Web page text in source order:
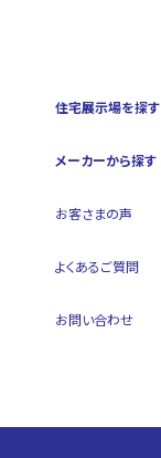
住宅展示場を探す
メーカーから探す
お客さまの声
よくあるご質問
お問い合わせ